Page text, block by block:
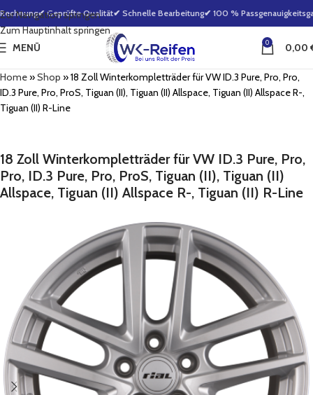
Zur Navigation springen
Zum Hauptinhalt springen
✔ Geprüfte Qualität✔ Schnelle Bearbeitung✔ 100 %
MENÜ 0 0,00
Home»Shop »18 Zoll Winterkompletträder für VW ID.3 Pure, Pro, Pro,
ID.3 Pure, Pro, ProS, Tiguan (II), Tiguan (II) Allspace, Tiguan (II) Allspace R-,
Tiguan (II) R-Line
18 Zoll Winterkompletträder für VW ID.3 Pure, Pro,
Pro, ID.3 Pure, Pro, ProS, Tiguan (II), Tiguan (II)
Allspace, Tiguan (II) Allspace R-, Tiguan (II) R-Line